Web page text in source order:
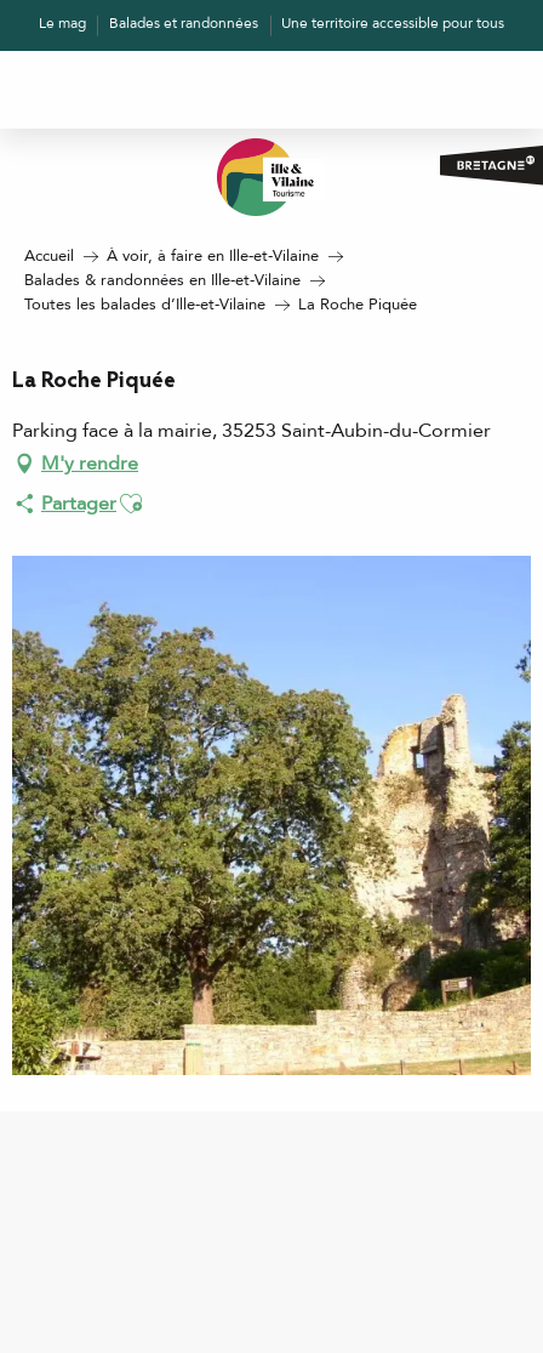
AllerLe mag Balades et randonnées Une territoire accessible pour tous
Accueil
À voir, à faire en Ille-et-Vilaine
Balades & randonnées en Ille-et-Vilaine
Toutes les balades d’Ille-et-Vilaine
La Roche Piquée
La Roche Piquée
Parking face à la mairie, 35253 Saint-Aubin-du-Cormier
M'y rendre
PartagerAjouter aux favoris